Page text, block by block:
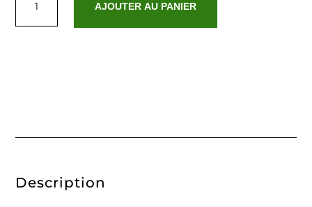
Phileas
AJOUTER AU PANIER
Description